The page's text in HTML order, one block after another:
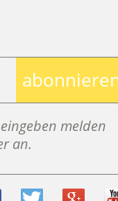
melden
an.